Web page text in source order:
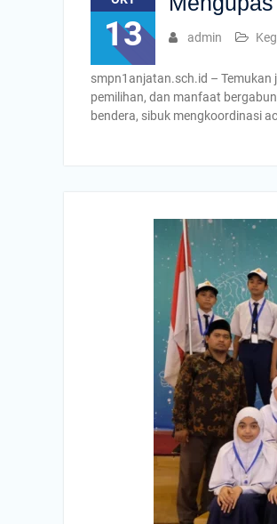
13 admin
smpn1anjatan.sch.id – Temukan
pemilihan, dan manfaat
bendera, sibuk mengkoordinasi